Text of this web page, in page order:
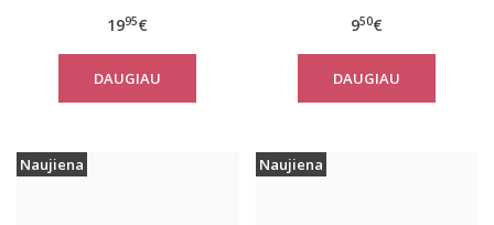
1995€
DAUGIAU
950€
DAUGIAU
Naujiena Naujiena